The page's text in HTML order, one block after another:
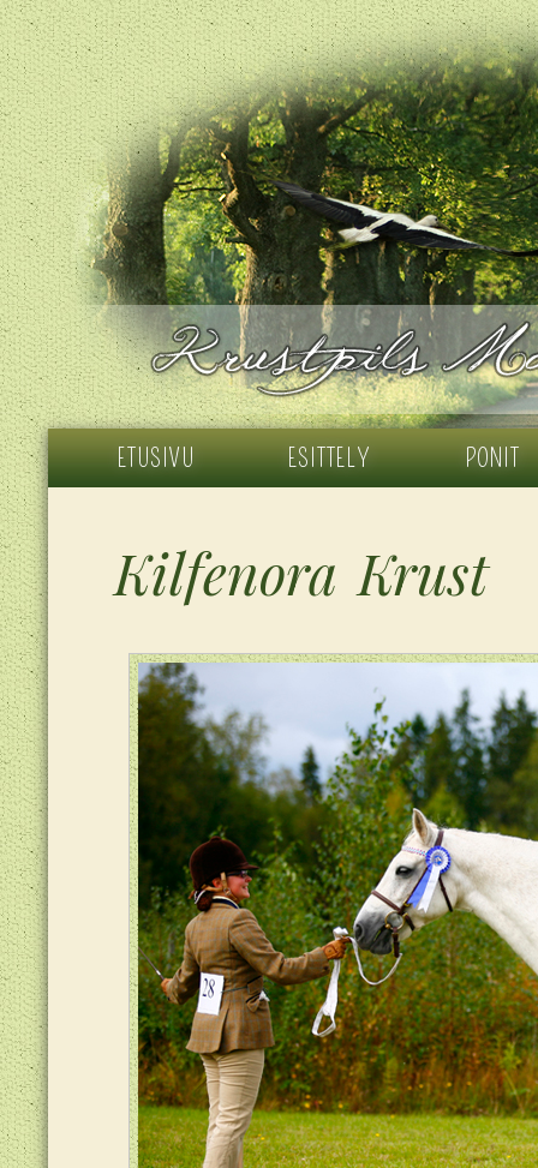
ETUSIVU ESITTELY PONIT
Kilfenora Krust